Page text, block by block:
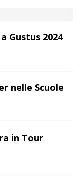
Gustus 2024
nelle Scuole
in Tour